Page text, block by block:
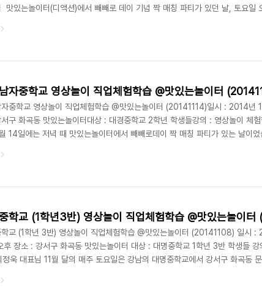
맛있는놀이터(디액션)에서 빼빼로 데이 기념 짝 매칭 파티가 있던 날, 토요일
기 위해 풍선들을 보존하였는데요. 덕분에 학생들이 매우 즐거워했답니다. 11월
최정욱 대표(교수)님의 제자, 정예훈군이 함께했습니다. 화기애애했..
자중학교 영상놀이 직업체험학습 @맛있는놀이터
자중학교 영상놀이 직업체험학습 @맛있는놀이터 (20141114)일시 : 2014년
구 화곡동 맛있는놀이터대상 : 대경중학교 2학년 학생들강의 : 영상놀이 체
14일에는 저녁 때 맛있는놀이터에서 빼빼로데이 짝 매칭 파티가 있는 날이
대경중학교 2학년 학생들의 촬영 기획 아이템은 바로 "라면"이였답니다. 덕분에
이 조교로 대경중학교의 영상놀이에 참여 하였는데요. 라면 CF 영상을 찍었
학교 (1학년3반) 영상놀이 직업체험학습 @맛있는놀이
학교 (1학년 3반) 영상놀이 직업체험학습 @맛있는놀이터 (20141108) 일시 :
후 장소 : 강서구 화곡동 맛있는놀이터 대상 : 대명중학교 1학년 3반 학생들
욱 대표님 11월 달의 매주 토요일은 강남의 대명중학교에서 강서구 화곡동
들이 영상놀이 수업을 적극적으로 참여하는 모습을 보였는데요. 특히 몇몇 학